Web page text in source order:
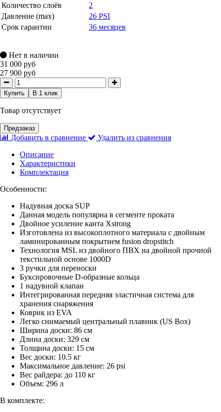
Количество слоёв
2
Давление (max)
26 PSI
Срок гарантии
36 месяцев
Нет в наличии
31 000 руб
27 900 руб
Купить В 1 клик
Товар отсутствует
Предзаказ
Добавить в сравнение
Удалить из сравнения
Описание
Характеристики
Комплектация
Особенности:
Надувная доска SUP
Данная модель популярна в сегменте проката
Двойное усиление канта Xstrong
Изготовлена из высокоплотного материала с двойным
ламинированным покрытием fusion dropstitch
Технология MSL из двойного ПВХ на двойной прочной
текстильной основе 1000D
3 ручки для переноски
Буксировочные D-образные кольца
1 надувной клапан
Интегрированная передняя эластичная система для
хранения снаряжения
Коврик из EVA
Легко снимаемый центральный плавник (US Box)
Ширина доски: 86 см
Длина доски: 329 см
Толщина доски: 15 см
Вес доски: 10.5 кг
Максимальное давление: 26 psi
Вес райдера: до 110 кг
Объем: 296 л
В комплекте: